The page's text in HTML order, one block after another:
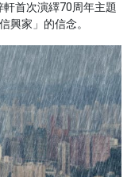
首次演繹70周年主題
興家」的信念。